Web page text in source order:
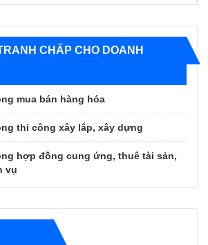
CHẤP CHO DOANH
mua bán hàng hóa
thi công xây lắp, xây dựng
hợp đồng cung ứng, thuê tài sản,
vụ